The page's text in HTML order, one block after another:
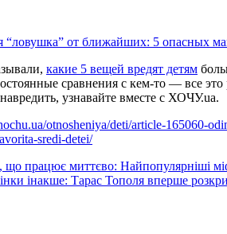
“ловушка” от ближайших: 5 опасных
какие 5 вещей вредят детям
сравнения с кем-то — все
узнавайте вместе с ХОЧУ.ua.
otnosheniya/deti/article-165060-
sredi-detei/
працює миттєво: Найпопулярніші
інакше: Тарас Тополя вперше